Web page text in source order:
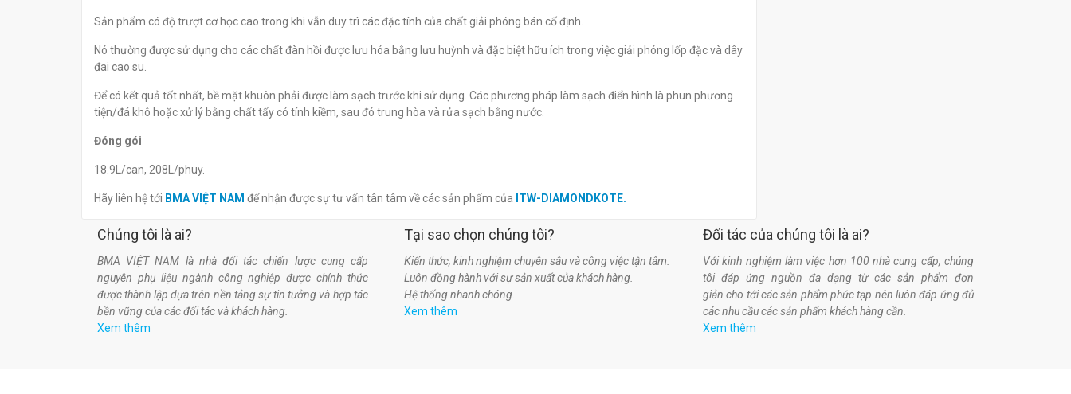
Sản phẩm có độ trượt cơ học cao trong khi vẫn duy trì các đặc tính của chất giải phóng bán cố định.
Nó thường được sử dụng cho các chất đàn hồi được lưu hóa bằng lưu huỳnh và đặc biệt hữu ích trong việc giải phóng lốp đặc và dây
đai cao su.
Để có kết quả tốt nhất, bề mặt khuôn phải được làm sạch trước khi sử dụng. Các phương pháp làm sạch điển hình là phun phương
tiện/đá khô hoặc xử lý bằng chất tẩy có tính kiềm, sau đó trung hòa và rửa sạch bằng nước.
Đóng gói
18.9L/can, 208L/phuy.
Hãy liên hệ tới BMA VIỆT NAM để nhận được sự tư vấn tân tâm về các sản phẩm của ITW-DIAMONDKOTE.
Chúng tôi là ai?
BMA VIỆT NAM là nhà đối tác chiến lược cung cấp
nguyên phụ liệu ngành công nghiệp được chính thức
được thành lập dựa trên nền tảng sự tin tưởng và hợp tác
bền vững của các đối tác và khách hàng.
Xem thêm
Tại sao chọn chúng tôi?
Kiến thức, kinh nghiệm chuyên sâu và công việc tận tâm.
Luôn đồng hành với sự sản xuất của khách hàng.
Hệ thống nhanh chóng.
Xem thêm
Đối tác của chúng tôi là ai?
Với kinh nghiệm làm việc hơn 100 nhà cung cấp, chúng
tôi đáp ứng nguồn đa dạng từ các sản phẩm đơn
giản cho tới các sản phẩm phức tạp nên luôn đáp ứng đủ
các nhu cầu các sản phẩm khách hàng cần.
Xem thêm